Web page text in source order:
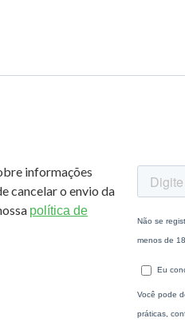
informações
cancelar o envio da
política de